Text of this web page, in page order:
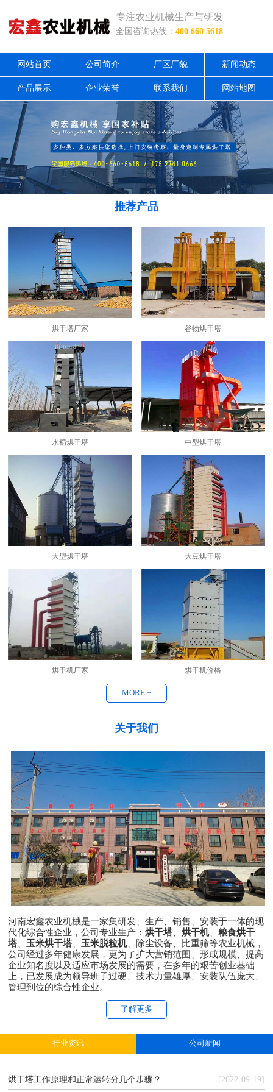
专注农业机械生产与研发
全国咨询热线：400 660 5618
网站首页 公司简介 厂区厂貌 新闻动态
产品展示 企业荣誉 联系我们 网站地图
推荐产品
烘干塔厂家 谷物烘干塔
水稻烘干塔 中型烘干塔
大型烘干塔 大豆烘干塔
烘干机厂家 烘干机价格
MORE +
关于我们
河南宏鑫农业机械是一家集研发、生产、销售、安装于一体的现
代化综合性企业，公司专业生产：烘干塔 、烘干机、粮食烘干
塔
玉米烘干塔 玉米脱粒机、除尘设备、比重筛等农业机械，
公司经过多年健康发展，更为了扩大营销范围、形成规模、提高
企业知名度以及适应市场发展的需要，在多年的艰苦创业基础
上，已发展成为领导班子过硬、技术力量雄厚、安装队伍庞大、
管理到位的综合性企业。
了解更多
行业资讯 公司新闻
烘干塔工作原理和正常运转分几个步骤？ [2022-09-19]